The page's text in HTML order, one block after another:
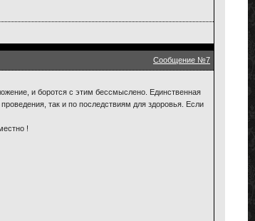
Сообщение №7
и боротся с этим бессмыслено. Единственная
так и по последствиям для здоровья. Если
!